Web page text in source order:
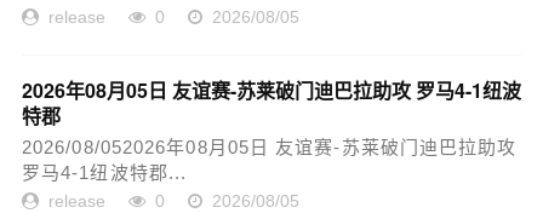
release 0 2026/08/05
2026年08月05日 友谊赛-苏莱破门迪巴拉助攻 罗马4-1纽波
特郡
2026/08/052026年08月05日 友谊赛-苏莱破门迪巴拉助攻
罗马4-1纽波特郡...
release 0 2026/08/05